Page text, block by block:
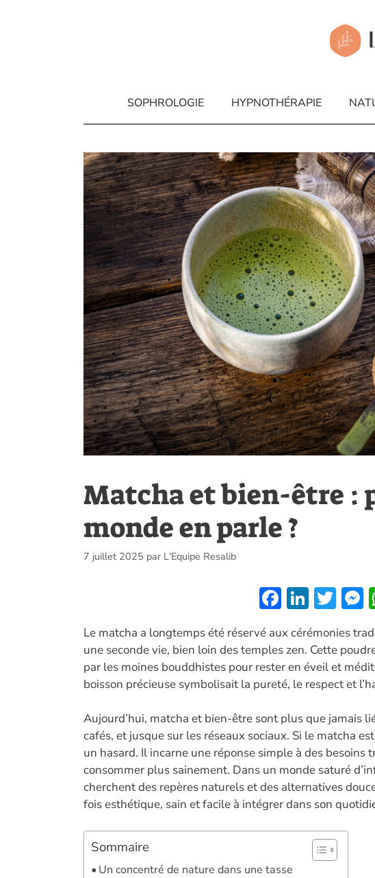
SOPHROLOGIE HYPNOTHÉRAPIE
Matcha et bien-être :
monde en parle ?
7 juillet 2025 par L'Equipe Resalib
F
ac
e
b
o
o
k
Li
k
e
dI
T
itt
er
Le matcha a longtemps été réservé aux cérémonies
une seconde vie, bien loin des temples zen. Cette
par les moines bouddhistes pour rester en éveil et
boisson précieuse symbolisait la pureté, le respect et
Aujourd’hui, matcha et bien-être sont plus que jamais
cafés, et jusque sur les réseaux sociaux. Si le matcha
un hasard. Il incarne une réponse simple à des
consommer plus sainement. Dans un monde saturé
cherchent des repères naturels et des alternatives
fois esthétique, sain et facile à intégrer dans son
Sommaire
Un concentré de nature dans une tasse